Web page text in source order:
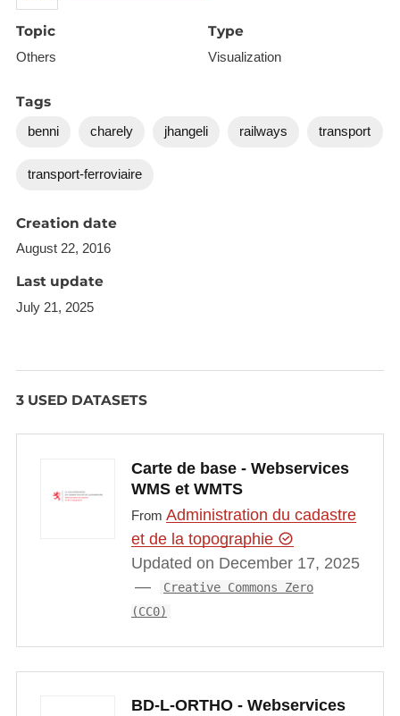
Topic
Others
Type
Visualization
Tags
benni charely jhangeli railways transport
transport-ferroviaire
Creation date
August 22, 2016
Last update
July 21, 2025
3 USED DATASETS
Carte de base - Webservices
WMS et WMTS
From Administration du cadastre
et de la topographie
Updated on December 17, 2025
Creative Commons Zero
(CC0)
BD-L-ORTHO - Webservices